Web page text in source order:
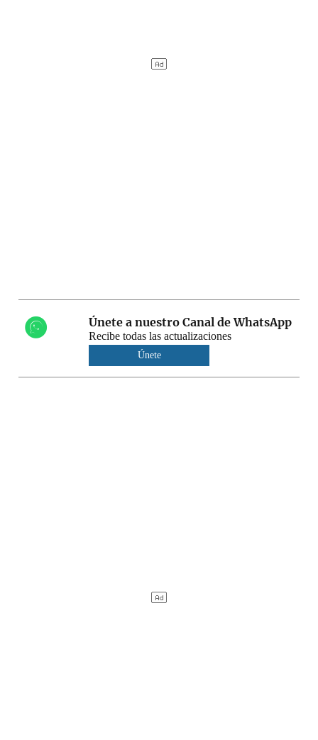
Únete a nuestro Canal de WhatsApp
Recibe todas las actualizaciones
Únete